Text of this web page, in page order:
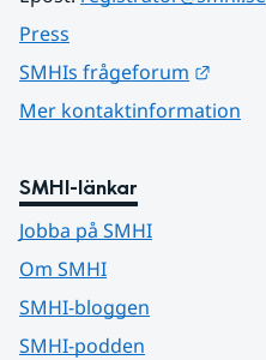
Press
SMHIs frågeforum
Mer kontaktinformation
SMHI-länkar
Jobba på SMHI
Om SMHI
SMHI-bloggen
SMHI-podden